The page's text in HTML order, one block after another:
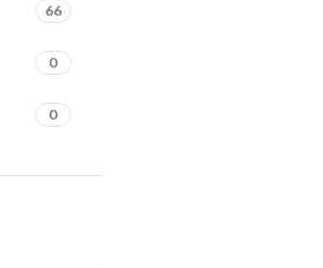
66
0
0